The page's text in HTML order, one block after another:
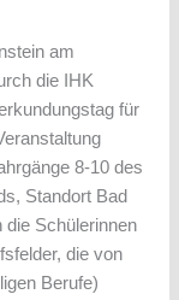
am
die IHK
für
8-10 des
Standort Bad
die Schülerinnen
die von
Berufe)